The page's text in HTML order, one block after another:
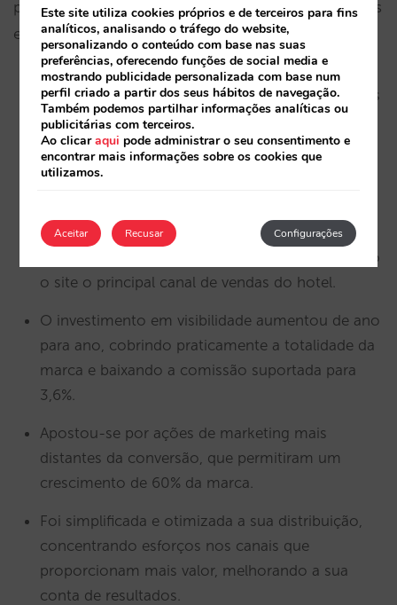
para a venda direta foi consolidada com resultados
extraordinários:
No primeiro ano da parceria, em 2013, as vendas
diretas do Club Mac supunham 6% das suas
vendas totais. Isto representou um crescimento
de 100% em NR alojadas em relação ao ano
No final de 2023, a percentagem de vendas
diretas representava 36% em faturação, tornando
o site o principal canal de vendas do hotel.
O investimento em visibilidade aumentou de ano
para ano, cobrindo praticamente a totalidade da
marca e baixando a comissão suportada para
3,6%.
Apostou-se por ações de marketing mais
distantes da conversão, que permitiram um
crescimento de 60% da marca.
Foi simplificada e otimizada a sua distribuição,
concentrando esforços nos canais que
proporcionam mais valor, melhorando a sua
conta de resultados.
Este site utiliza cookies próprios e de terceiros para fins
analíticos, analisando o tráfego do website,
personalizando o conteúdo com base nas suas
preferências, oferecendo funções de social media e
mostrando publicidade personalizada com base num
perfil criado a partir dos seus hábitos de navegação.
Também podemos partilhar informações analíticas ou
publicitárias com terceiros.
Ao clicaraqui pode administrar o seu consentimento e
encontrar mais informações sobre os cookies que
utilizamos.
Aceitar Configurações
Recusar